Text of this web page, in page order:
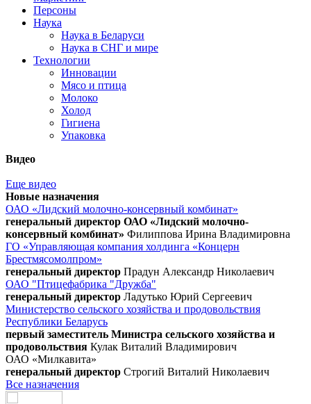
Персоны
Наука
Наука в Беларуси
Наука в СНГ и мире
Технологии
Инновации
Мясо и птица
Молоко
Холод
Гигиена
Упаковка
Видео
Еще видео
Новые назначения
ОАО «Лидский молочно-консервный комбинат»
генеральный директор ОАО «Лидский молочно-
консервный комбинат» Филиппова Ирина Владимировна
ГО «Управляющая компания холдинга «Концерн
Брестмясомолпром»
генеральный директор Прадун Александр Николаевич
ОАО "Птицефабрика "Дружба"
генеральный директор Ладутько Юрий Сергеевич
Министерство сельского хозяйства и продовольствия
Республики Беларусь
первый заместитель Министра сельского хозяйства и
продовольствия Кулак Виталий Владимирович
ОАО «Милкавита»
генеральный директор Строгий Виталий Николаевич
Все назначения